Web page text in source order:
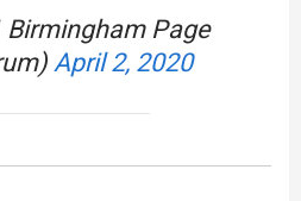
Page
April 2, 2020